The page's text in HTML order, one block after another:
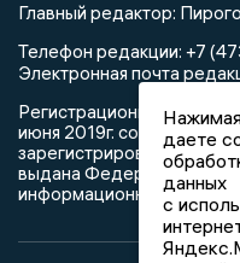
Главный редактор:
Телефон редакции: +7
Электронная почта
Регистрационный
июня 2019г. согласно
зарегистрированных
выдана Федеральной
информационных
даете
данных
с